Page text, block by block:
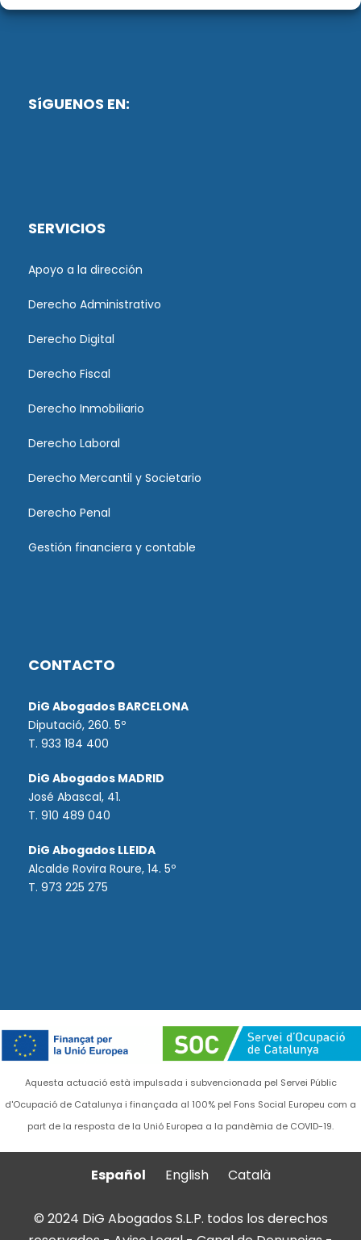
SíGUENOS EN:
SERVICIOS
Apoyo a la dirección
Derecho Administrativo
Derecho Digital
Derecho Fiscal
Derecho Inmobiliario
Derecho Laboral
Derecho Mercantil y Societario
Derecho Penal
Gestión financiera y contable
CONTACTO
DiG Abogados BARCELONA
Diputació, 260. 5º
T. 933 184 400
DiG Abogados MADRID
José Abascal, 41.
T. 910 489 040
DiG Abogados LLEIDA
Alcalde Rovira Roure, 14. 5º
T. 973 225 275
Aquesta actuació està impulsada i subvencionada pel Servei Públic
d'Ocupació de Catalunya i finançada al 100% pel Fons Social Europeu com a
part de la resposta de la Unió Europea a la pandèmia de COVID-19.
Español English Català
© 2024 DiG Abogados S.L.P. todos los derechos